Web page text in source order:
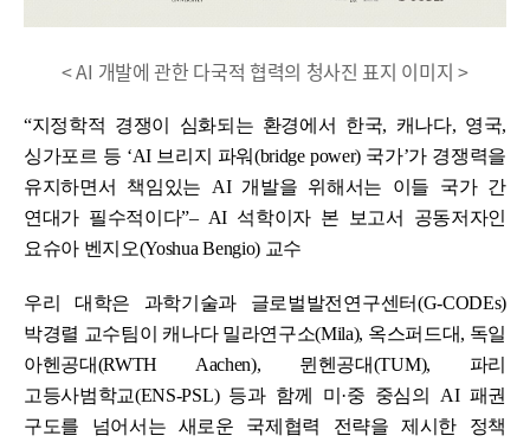
< AI 개발에 관한 다국적 협력의 청사진 표지 이미지 >
“지정학적 경쟁이 심화되는 환경에서 한국, 캐나다, 영국,
싱가포르 등 ‘AI 브리지 파워(bridge power) 국가’가 경쟁력을
유지하면서 책임있는 AI 개발을 위해서는 이들 국가 간
연대가 필수적이다”– AI 석학이자 본 보고서 공동저자인
요슈아 벤지오(Yoshua Bengio) 교수
우리 대학은 과학기술과 글로벌발전연구센터(G-CODEs)
박경렬 교수팀이 캐나다 밀라연구소(Mila), 옥스퍼드대, 독일
아헨공대(RWTH Aachen), 뮌헨공대(TUM), 파리
고등사범학교(ENS-PSL) 등과 함께 미·중 중심의 AI 패권
구도를 넘어서는 새로운 국제협력 전략을 제시한 정책